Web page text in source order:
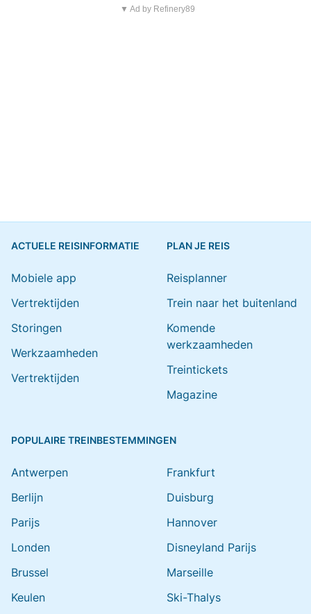
▼ Ad by Refinery89
ACTUELE REISINFORMATIE
Mobiele app
Vertrektijden
Storingen
Werkzaamheden
Vertrektijden
PLAN JE REIS
Reisplanner
Trein naar het buitenland
Komende
werkzaamheden
Treintickets
Magazine
POPULAIRE TREINBESTEMMINGEN
Antwerpen
Berlijn
Parijs
Londen
Brussel
Keulen
Frankfurt
Duisburg
Hannover
Disneyland Parijs
Marseille
Ski-Thalys